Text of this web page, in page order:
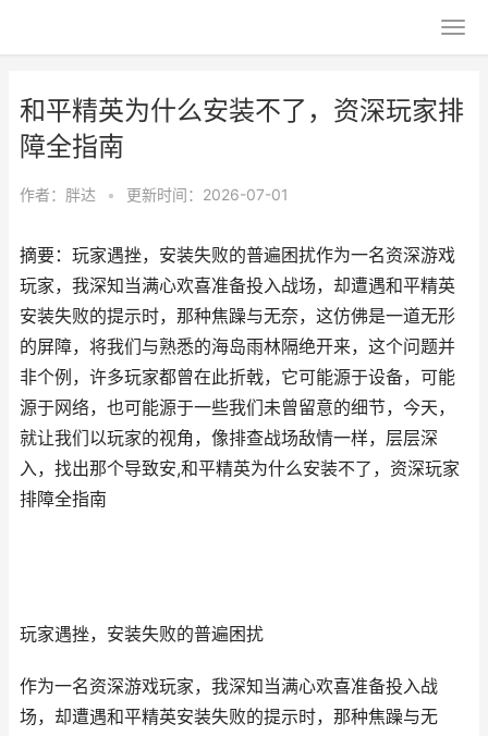
和平精英为什么安装不了，资深玩家排
障全指南
作者： 胖达 • 更新时间：2026-07-01
摘要：玩家遇挫，安装失败的普遍困扰作为一名资深游戏
玩家，我深知当满心欢喜准备投入战场，却遭遇和平精英
安装失败的提示时，那种焦躁与无奈，这仿佛是一道无形
的屏障，将我们与熟悉的海岛雨林隔绝开来，这个问题并
非个例，许多玩家都曾在此折戟，它可能源于设备，可能
源于网络，也可能源于一些我们未曾留意的细节，今天，
就让我们以玩家的视角，像排查战场敌情一样，层层深
入，找出那个导致安,和平精英为什么安装不了，资深玩家
排障全指南
玩家遇挫，安装失败的普遍困扰
作为一名资深游戏玩家，我深知当满心欢喜准备投入战
场，却遭遇和平精英安装失败的提示时，那种焦躁与无